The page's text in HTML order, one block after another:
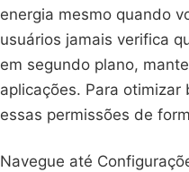
energia mesmo quando
usuários jamais verifica
em segundo plano,
aplicações. Para
essas permissões de
Navegue até